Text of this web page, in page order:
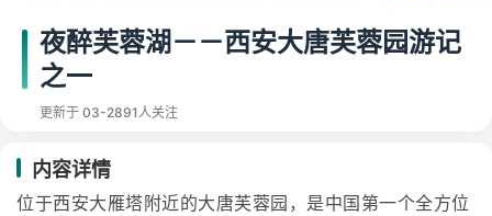
夜醉芙蓉湖－－西安大唐芙蓉园游记
之一
更新于 03-2891人关注
内容详情
位于西安大雁塔附近的大唐芙蓉园，是中国第一个全方位